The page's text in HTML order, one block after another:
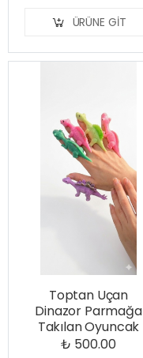
ÜRÜNE GIT
Toptan Uçan
Dinazor Parmağa
Takılan Oyuncak
₺ 500.00